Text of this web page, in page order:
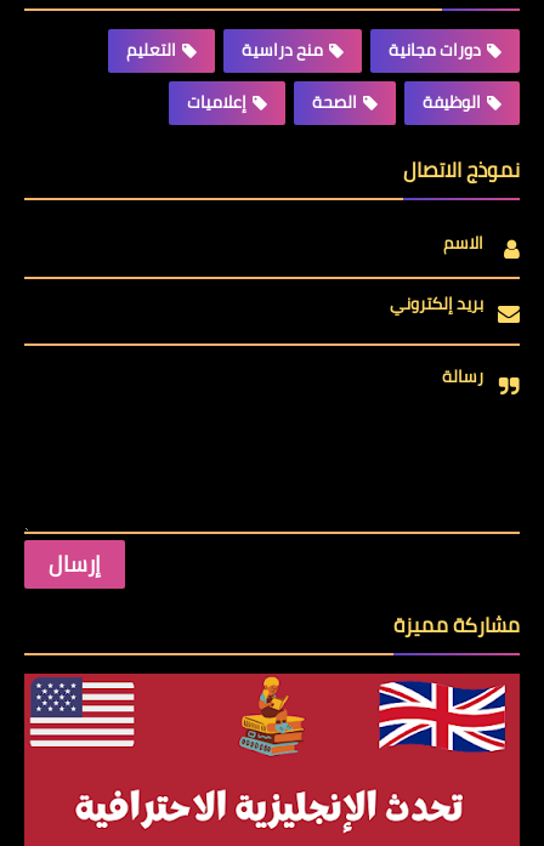
دورات مجانية منح دراسية
التعليم
الوظيفة
الصحة إعلاميات
نموذج الاتصال
الاسم
بريد إلكتروني
رسالة
مشاركة مميزة